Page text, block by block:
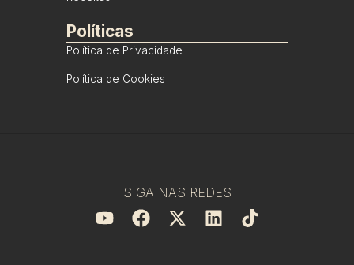
Políticas
Política de Privacidade
Política de Cookies
SIGA NAS REDES